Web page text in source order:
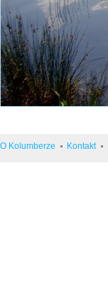
O Kolumberze Kontakt